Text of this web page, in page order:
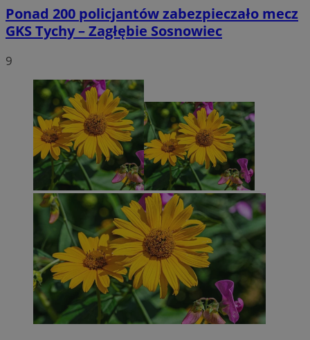
Ponad 200 policjantów zabezpieczało mecz
GKS Tychy – Zagłębie Sosnowiec
9